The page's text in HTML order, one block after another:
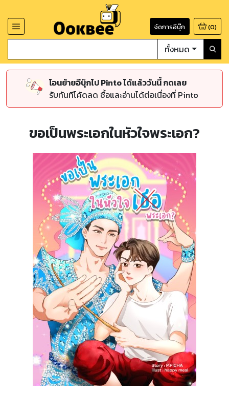
จัดการอีบุ๊ก (0)
ทั้งหมด
โอนย้ายอีบุ๊กไป Pinto ได้แล้ววันนี้ กดเลย
รับทันทีโค้ดลด ซื้อและอ่านได้ต่อเนื่องที่ Pinto
ขอเป็นพระเอกในหัวใจพระเอก?